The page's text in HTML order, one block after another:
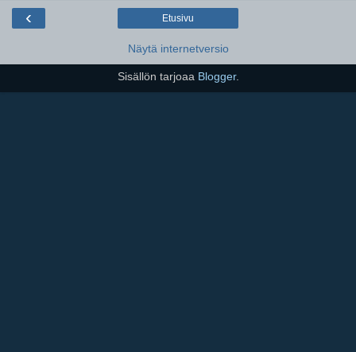
‹ Etusivu
Näytä internetversio
Sisällön tarjoaa Blogger.